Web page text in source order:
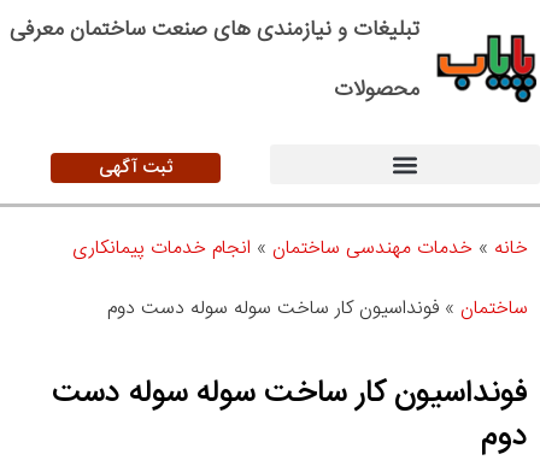
تبلیغات و نیازمندی های صنعت ساختمان معرفی
محصولات
ثبت آگهی
خانه » خدمات مهندسی ساختمان » انجام خدمات پیمانکاری
ساختمان » فونداسیون کار ساخت سوله سوله دست دوم
فونداسیون کار ساخت سوله سوله دست
دوم